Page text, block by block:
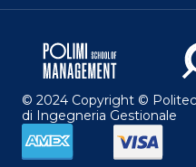
© 2024 Copyright ©
di Ingegneria Gestionale